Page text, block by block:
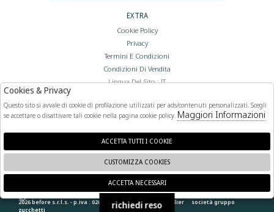
EXTRA
Cookie Policy
Privacy
Termini E Condizioni
Condizioni Di Vendita
Lingua Del Sito : IT
FOLLOW US
2026 before s.r.l.s. - p.iva : 02066400892 powered by atelier società gruppo
zucchetti
🍪
richiedi reso
Cookies & Privacy
Questo sito si avvale di cookie di profilazione utilizzati per ads/contenuti personalizzati. Scegli
se accettare o disattivare tali cookie nella pagina cookie policy. Maggiori Informazioni
ACCETTA TUTTI I COOKIE
CUSTOMIZZA COOKIES
ACCETTA NECESSARI